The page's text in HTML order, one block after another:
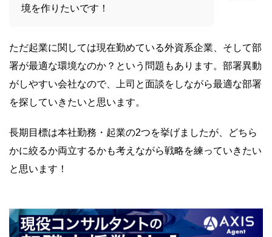
境を作りたいです！
ただ起業に関しては現在勤めている外資系企業、そして部
署が最適な環境なのか？という問題もあります。部署異動
がしやすい会社なので、上司と面談をしながら最適な部署
を探していきたいと思います。
長期目標は本社勤務・起業の2つを挙げましたが、どちら
かに絞るか両立するかも考えながら戦略を練っていきたい
と思います！